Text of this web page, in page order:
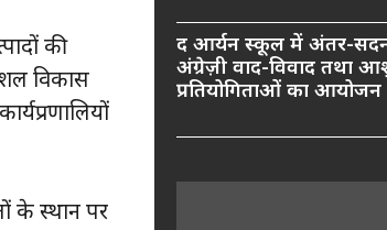
की
विकास
के स्थान पर
द आर्यन स्कूल में अंतर-
अंग्रेज़ी वाद-विवाद तथा
प्रतियोगिताओं का आयोजन